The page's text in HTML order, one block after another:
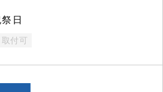
日
付可